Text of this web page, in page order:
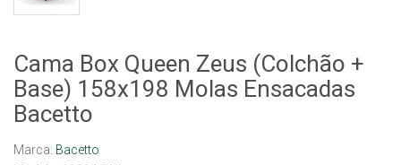
Cama Box Queen Zeus (Colchão +
Base) 158x198 Molas Ensacadas
Bacetto
Marca: Bacetto